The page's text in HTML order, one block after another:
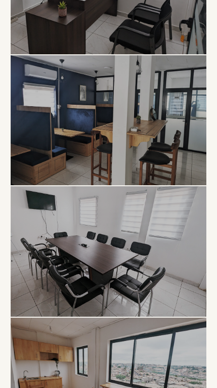
EXCLUSIVITÉ
Bureau
Privé
À PARTIR DE 80 000 FCFA / MOIS
COLLABORATIF
Open
Space
À PARTIR DE 5 000 FCFA / JOUR
PROFESSIONNEL
Salle de
Réunion